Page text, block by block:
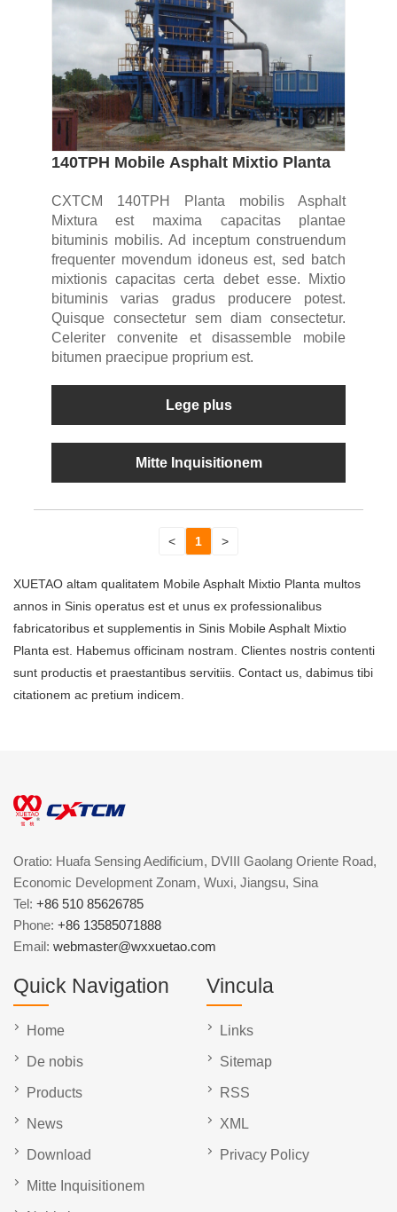
140TPH Mobile Asphalt Mixtio Planta
CXTCM 140TPH Planta mobilis Asphalt
Mixtura est maxima capacitas plantae
bituminis mobilis. Ad inceptum construendum
frequenter movendum idoneus est, sed batch
mixtionis capacitas certa debet esse. Mixtio
bituminis varias gradus producere potest.
Quisque consectetur sem diam consectetur.
Celeriter convenite et disassemble mobile
bitumen praecipue proprium est.
Lege plus
Mitte Inquisitionem
< 1 >
XUETAO altam qualitatem Mobile Asphalt Mixtio Planta multos
annos in Sinis operatus est et unus ex professionalibus
fabricatoribus et supplementis in Sinis Mobile Asphalt Mixtio
Planta est. Habemus officinam nostram. Clientes nostris contenti
sunt productis et praestantibus servitiis. Contact us, dabimus tibi
citationem ac pretium indicem.
Oratio: Huafa Sensing Aedificium, DVIII Gaolang Oriente Road,
Economic Development Zonam, Wuxi, Jiangsu, Sina
Tel: +86 510 85626785
Phone: +86 13585071888
Email: webmaster@wxxuetao.com
Quick Navigation
Home
De nobis
Products
News
Download
Mitte Inquisitionem
Vincula
Links
Sitemap
RSS
XML
Privacy Policy